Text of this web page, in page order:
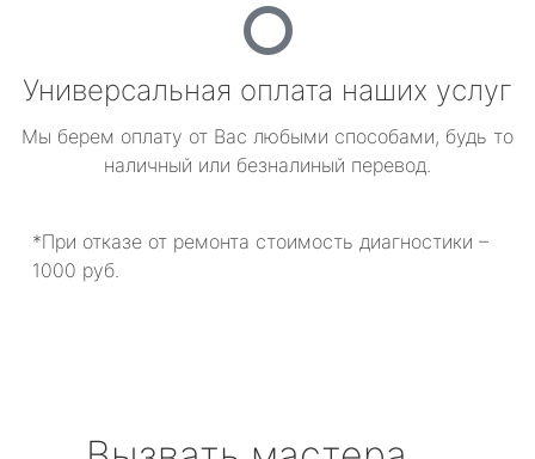
Универсальная оплата наших услуг
Мы берем оплату от Вас любыми способами, будь то
наличный или безналиный перевод.
*При отказе от ремонта стоимость диагностики –
1000 руб.